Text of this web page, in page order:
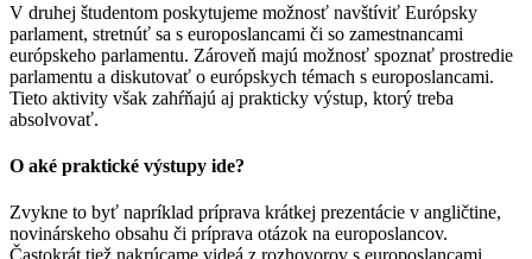
V druhej študentom poskytujeme možnosť navštíviť Európsky
parlament, stretnúť sa s europoslancami či so zamestnancami
európskeho parlamentu. Zároveň majú možnosť spoznať prostredie
parlamentu a diskutovať o európskych témach s europoslancami.
Tieto aktivity však zahŕňajú aj prakticky výstup, ktorý treba
absolvovať.
O aké praktické výstupy ide?
Zvykne to byť napríklad príprava krátkej prezentácie v angličtine,
novinárskeho obsahu či príprava otázok na europoslancov.